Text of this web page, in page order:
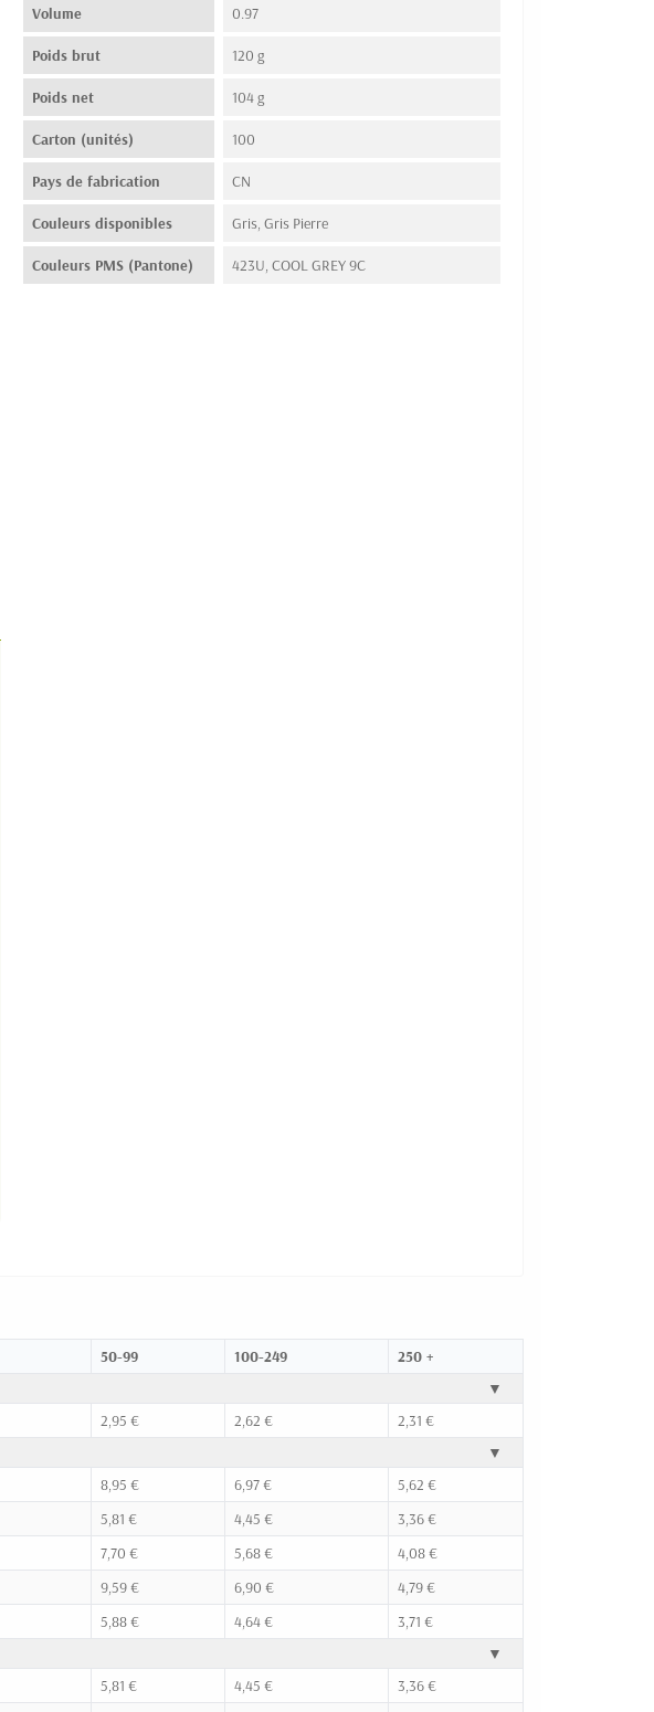
Volume 0.97
Poids brut 120 g
Poids net 104 g
Carton (unités) 100
Pays de fabrication CN
Couleurs disponibles Gris, Gris Pierre
Couleurs PMS (Pantone) 423U, COOL GREY 9C
50-99 100-249
250 +
▼
2,95 € 2,62 €
2,31 €
▼
8,95 € 6,97 €
5,62 €
5,81 € 4,45 €
3,36 €
7,70 € 5,68 €
4,08 €
9,59 € 6,90 €
4,79 €
5,88 € 4,64 €
3,71 €
▼
5,81 € 4,45 €
3,36 €